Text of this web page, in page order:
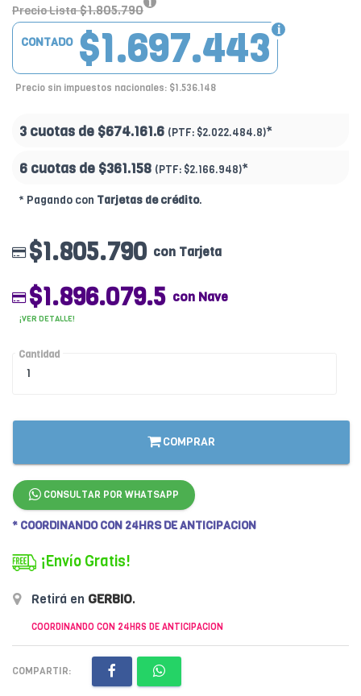
Precio Lista $1.805.790
$1.697.443
CONTADO
Precio sin impuestos nacionales: $1.536.148
3 cuotas de $674.161.6 (PTF: $2.022.484.8)*
6 cuotas de $361.158 (PTF: $2.166.948)*
* Pagando con Tarjetas de crédito.
$1.805.790 con Tarjeta
$1.896.079.5 con Nave
¡VER DETALLE!
Cantidad
COMPRAR
CONSULTAR POR WHATSAPP
* COORDINANDO CON 24HRS DE ANTICIPACION
¡Envío Gratis!
Retirá en GERBIO.
COORDINANDO CON 24HRS DE ANTICIPACION
COMPARTIR: